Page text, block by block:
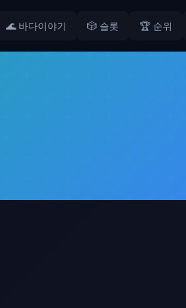
🌊 바다이야기 🎲 슬롯 🏆 순위